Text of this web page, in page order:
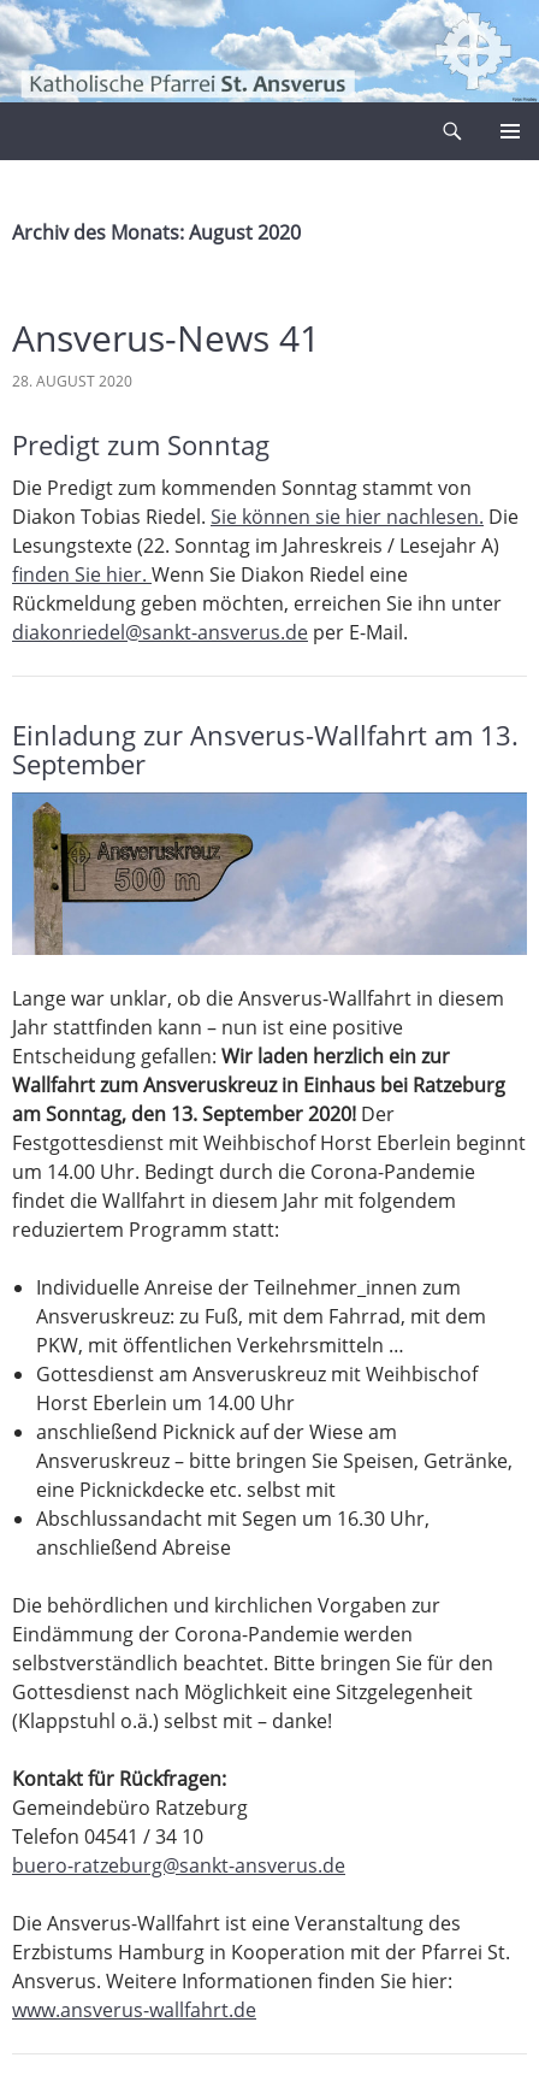
Zum
Inhalt
springen
Archiv des Monats: August 2020
Ansverus-News 41
28. AUGUST 2020
Predigt zum Sonntag
Die Predigt zum kommenden Sonntag stammt von
Diakon Tobias Riedel. Sie können sie hier nachlesen. Die
Lesungstexte (22. Sonntag im Jahreskreis / Lesejahr A)
finden Sie hier. Wenn Sie Diakon Riedel eine
Rückmeldung geben möchten, erreichen Sie ihn unter
diakonriedel@sankt-ansverus.de per E-Mail.
Einladung zur Ansverus-Wallfahrt am 13.
September
Lange war unklar, ob die Ansverus-Wallfahrt in diesem
Jahr stattfinden kann – nun ist eine positive
Entscheidung gefallen: Wir laden herzlich ein zur
Wallfahrt zum Ansveruskreuz in Einhaus bei Ratzeburg
am Sonntag, den 13. September 2020! Der
Festgottesdienst mit Weihbischof Horst Eberlein beginnt
um 14.00 Uhr. Bedingt durch die Corona-Pandemie
findet die Wallfahrt in diesem Jahr mit folgendem
reduziertem Programm statt:
Individuelle Anreise der Teilnehmer_innen zum
Ansveruskreuz: zu Fuß, mit dem Fahrrad, mit dem
PKW, mit öffentlichen Verkehrsmitteln …
Gottesdienst am Ansveruskreuz mit Weihbischof
Horst Eberlein um 14.00 Uhr
anschließend Picknick auf der Wiese am
Ansveruskreuz – bitte bringen Sie Speisen, Getränke,
eine Picknickdecke etc. selbst mit
Abschlussandacht mit Segen um 16.30 Uhr,
anschließend Abreise
Die behördlichen und kirchlichen Vorgaben zur
Eindämmung der Corona-Pandemie werden
selbstverständlich beachtet. Bitte bringen Sie für den
Gottesdienst nach Möglichkeit eine Sitzgelegenheit
(Klappstuhl o.ä.) selbst mit – danke!
Kontakt für Rückfragen:
Gemeindebüro Ratzeburg
Telefon 04541 / 34 10
buero-ratzeburg@sankt-ansverus.de
Die Ansverus-Wallfahrt ist eine Veranstaltung des
Erzbistums Hamburg in Kooperation mit der Pfarrei St.
Ansverus. Weitere Informationen finden Sie hier:
www.ansverus-wallfahrt.de